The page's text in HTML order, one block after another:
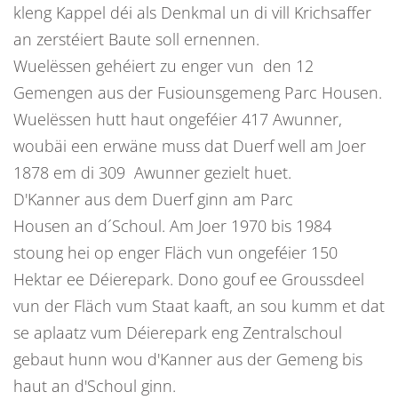
kleng Kappel déi als Denkmal un di vill Krichsaffer
an zerstéiert Baute soll ernennen.
Wuelëssen gehéiert zu enger vun den 12
Gemengen aus der Fusiounsgemeng Parc Housen.
Wuelëssen hutt haut ongeféier 417 Awunner,
woubäi een erwäne muss dat Duerf well am Joer
1878 em di 309 Awunner gezielt huet.
D'Kanner aus dem Duerf ginn am Parc
Housen an d´Schoul. Am Joer 1970 bis 1984
stoung hei op enger Fläch vun ongeféier 150
Hektar ee Déierepark. Dono gouf ee Groussdeel
vun der Fläch vum Staat kaaft, an sou kumm et dat
se aplaatz vum Déierepark eng Zentralschoul
gebaut hunn wou d'Kanner aus der Gemeng bis
haut an d'Schoul ginn.